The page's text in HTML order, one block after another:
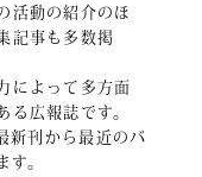
活動の紹介のほ
記事も多数掲
によって多方面
広報誌です。
刊から最近のバ
。